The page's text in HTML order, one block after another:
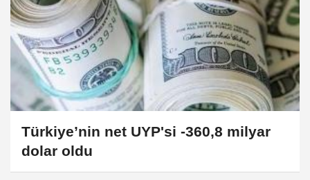
Türkiye’nin net UYP'si -360,8 milyar
dolar oldu